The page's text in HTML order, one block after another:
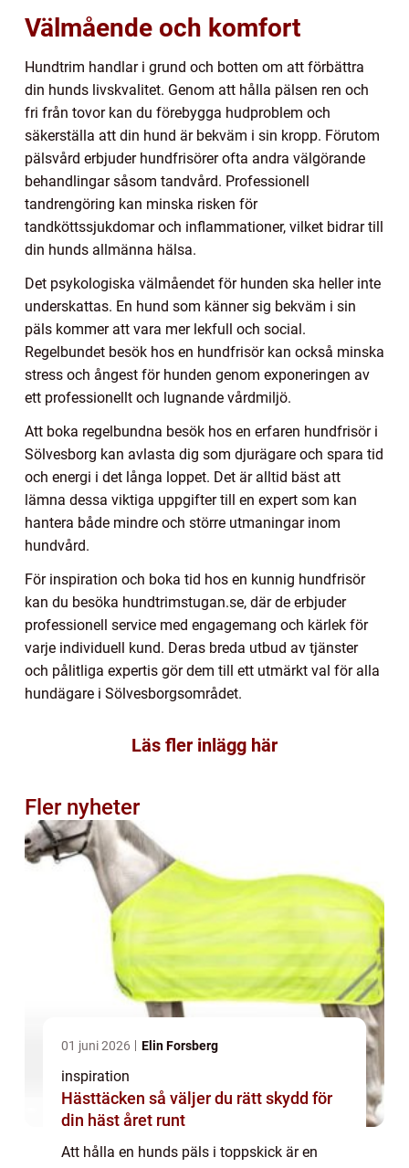
Välmående och komfort
Hundtrim handlar i grund och botten om att förbättra
din hunds livskvalitet. Genom att hålla pälsen ren och
fri från tovor kan du förebygga hudproblem och
säkerställa att din hund är bekväm i sin kropp. Förutom
pälsvård erbjuder hundfrisörer ofta andra välgörande
behandlingar såsom tandvård. Professionell
tandrengöring kan minska risken för
tandköttssjukdomar och inflammationer, vilket bidrar till
din hunds allmänna hälsa.
Det psykologiska välmåendet för hunden ska heller inte
underskattas. En hund som känner sig bekväm i sin
päls kommer att vara mer lekfull och social.
Regelbundet besök hos en hundfrisör kan också minska
stress och ångest för hunden genom exponeringen av
ett professionellt och lugnande vårdmiljö.
Att boka regelbundna besök hos en erfaren hundfrisör i
Sölvesborg kan avlasta dig som djurägare och spara tid
och energi i det långa loppet. Det är alltid bäst att
lämna dessa viktiga uppgifter till en expert som kan
hantera både mindre och större utmaningar inom
hundvård.
För inspiration och boka tid hos en kunnig hundfrisör
kan du besöka hundtrimstugan.se, där de erbjuder
professionell service med engagemang och kärlek för
varje individuell kund. Deras breda utbud av tjänster
och pålitliga expertis gör dem till ett utmärkt val för alla
hundägare i Sölvesborgsområdet.
Läs fler inlägg här
Fler nyheter
01 juni 2026 Elin Forsberg
inspiration
Hästtäcken så väljer du rätt skydd för
din häst året runt
Att hålla en hunds päls i toppskick är en